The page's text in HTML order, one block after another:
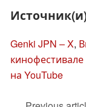
Genki JPN – X,
кинофестивале
на YouTube